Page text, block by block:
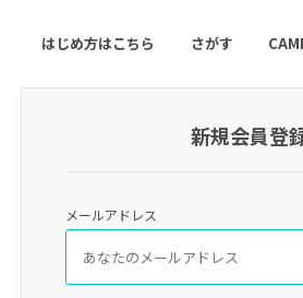
はじめ方はこちら さがす
新規会員登
メールアドレス